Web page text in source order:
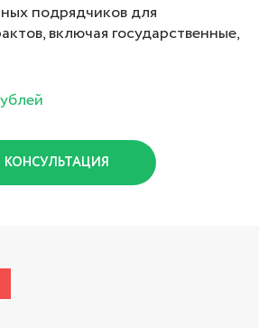
подрядчиков для
включая государственные,
КОНСУЛЬТАЦИЯ